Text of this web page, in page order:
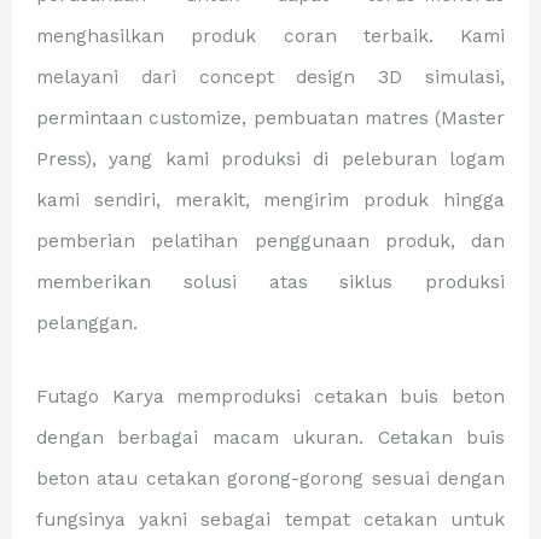
menghasilkan produk coran terbaik. Kami
melayani dari concept design 3D simulasi,
permintaan customize, pembuatan matres (Master
Press), yang kami produksi di peleburan logam
kami sendiri, merakit, mengirim produk hingga
pemberian pelatihan penggunaan produk, dan
memberikan solusi atas siklus produksi
pelanggan.
Futago Karya memproduksi cetakan buis beton
dengan berbagai macam ukuran. Cetakan buis
beton atau cetakan gorong-gorong sesuai dengan
fungsinya yakni sebagai tempat cetakan untuk